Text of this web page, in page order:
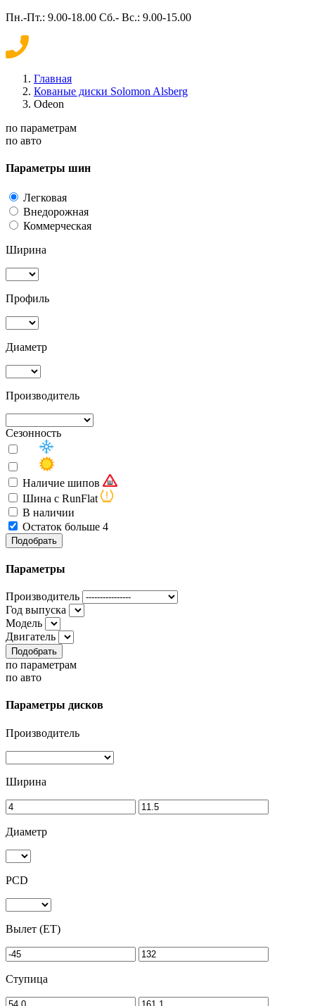
Пн.-Пт.: 9.00-18.00 Сб.- Вс.: 9.00-15.00
Главная
Кованые диски Solomon Alsberg
Odeon
по параметрам
по авто
Параметры шин
Легковая
Внедорожная
Коммерческая
Ширина
Профиль
Диаметр
Производитель
Сезонность
Наличие шипов
Шина с RunFlat
В наличии
Остаток больше 4
Подобрать
Параметры
Производитель
Год выпуска
Модель
Двигатель
Подобрать
по параметрам
по авто
Параметры дисков
Производитель
Ширина
Диаметр
PCD
Вылет (ET)
Ступица